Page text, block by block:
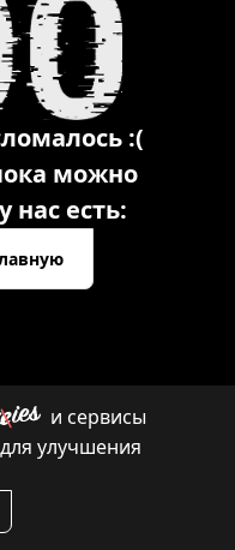
:(
можно
нас есть:
и сервисы
улучшения